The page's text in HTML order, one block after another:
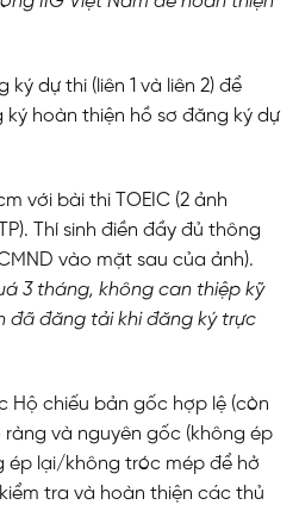
dự thi (liên 1 và liên 2) để
hoàn thiện hồ sơ đăng ký dự
với bài thi TOEIC (2 ảnh
Thí sinh điền đầy đủ thông
vào mặt sau của ảnh).
3 tháng, không can thiệp kỹ
đã đăng tải khi đăng ký trực
Hộ chiếu bản gốc hợp lệ (còn
và nguyên gốc (không ép
lại/không tróc mép để hở
tra và hoàn thiện các thủ